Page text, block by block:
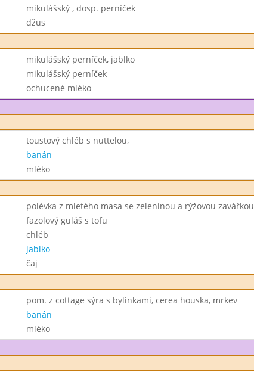
mikulášský , dosp. perníček
džus
mikulášský perníček, jablko
mikulášský perníček
ochucené mléko
toustový chléb s nuttelou,
banán
mléko
polévka z mletého masa se zeleninou a rýžovou zavářkou
fazolový guláš s tofu
chléb
jablko
čaj
pom. z cottage sýra s bylinkami, cerea houska, mrkev
banán
mléko